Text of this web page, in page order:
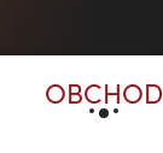
OBCHOD